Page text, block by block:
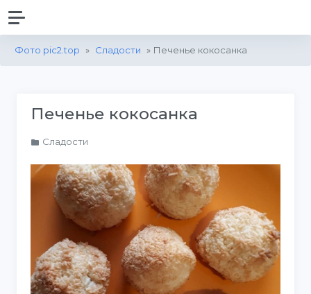
Фото pic2.top » Сладости » Печенье кокосанка
Печенье кокосанка
Сладости